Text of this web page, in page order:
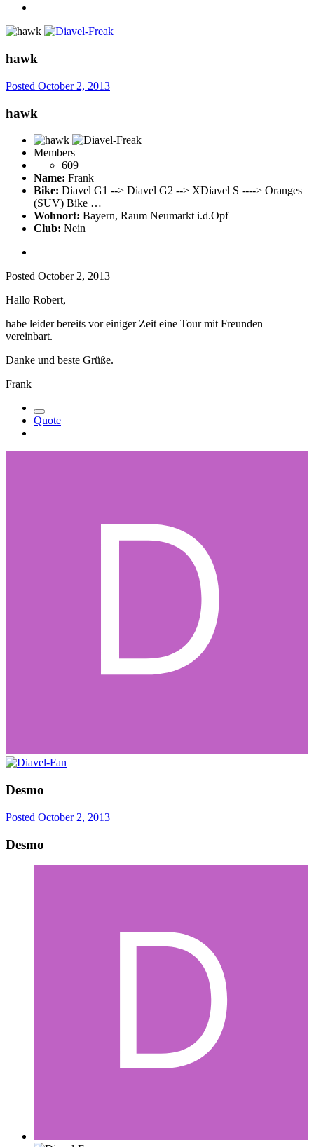
hawk
Posted October 2, 2013
hawk
Members
609
Name: Frank
Bike: Diavel G1 --> Diavel G2 --> XDiavel S ----> Oranges
(SUV) Bike …
Wohnort: Bayern, Raum Neumarkt i.d.Opf
Club: Nein
Posted October 2, 2013
Hallo Robert,
habe leider bereits vor einiger Zeit eine Tour mit Freunden
vereinbart.
Danke und beste Grüße.
Frank
Quote
Desmo
Posted October 2, 2013
Desmo